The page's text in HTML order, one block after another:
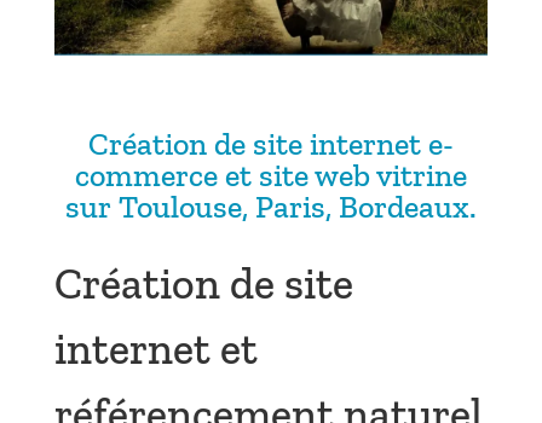
Création de site internet e-
commerce et site web vitrine
sur Toulouse, Paris, Bordeaux.
Création de site
internet et